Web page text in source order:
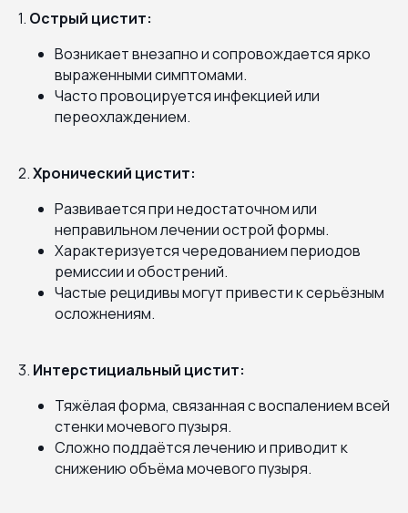
1. Острый цистит:
Возникает внезапно и сопровождается ярко
выраженными симптомами.
Часто провоцируется инфекцией или
переохлаждением.
2.Хронический цистит:
Развивается при недостаточном или
неправильном лечении острой формы.
Характеризуется чередованием периодов
ремиссии и обострений.
Частые рецидивы могут привести к серьёзным
осложнениям.
3. Интерстициальный цистит:
Тяжёлая форма, связанная с воспалением всей
стенки мочевого пузыря.
Сложно поддаётся лечению и приводит к
снижению объёма мочевого пузыря.